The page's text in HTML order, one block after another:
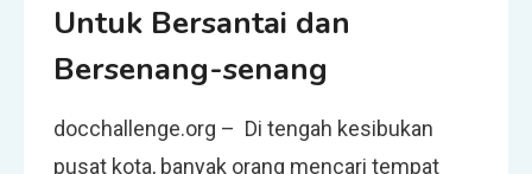
Untuk Bersantai dan
Bersenang-senang
docchallenge.org – Di tengah kesibukan
pusat kota, banyak orang mencari tempat